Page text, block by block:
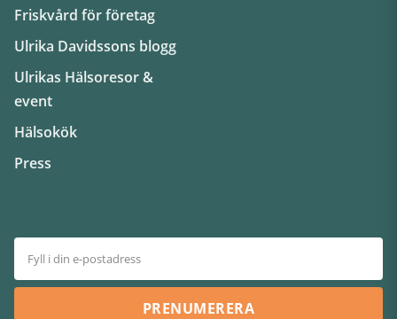
Friskvård för företag
Ulrika Davidssons blogg
Ulrikas Hälsoresor &
event
Hälsokök
Press
PRENUMERERA